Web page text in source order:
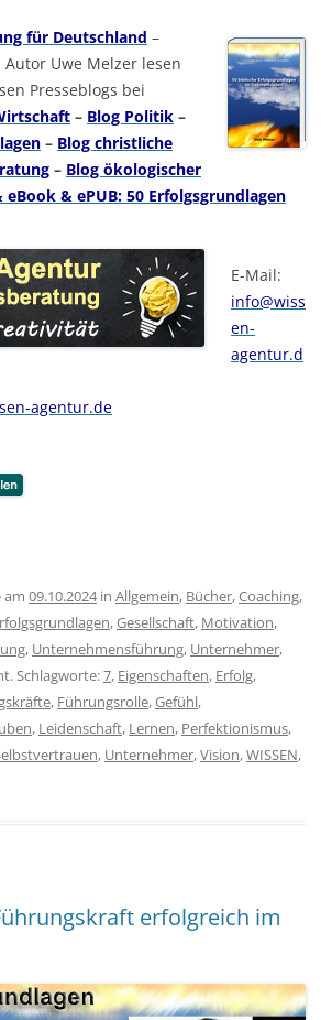
für Deutschland –
Autor Uwe Melzer lesen
Presseblogs bei
– Blog Politik –
– Blog christliche
– Blog ökologischer
eBook & ePUB: 50 Erfolgsgrundlagen
E-Mail:
info@wiss
en-
agentur.d
agentur.de
am 09.10.2024in Allgemein, Bücher,Coaching,
,Gesellschaft, Motivation,
, Unternehmensführung, Unternehmer,
Schlagworte:7, Eigenschaften, Erfolg,
, Führungsrolle,Gefühl,
, Leidenschaft, Lernen, Perfektionismus,
, Unternehmer,Vision,WISSEN,
erfolgreich im